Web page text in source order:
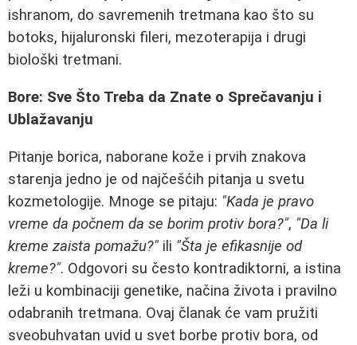
ishranom, do savremenih tretmana kao što su
botoks, hijaluronski fileri, mezoterapija i drugi
biološki tretmani.
Bore: Sve Što Treba da Znate o Sprečavanju i
Ublažavanju
Pitanje borica, naborane kože i prvih znakova
starenja jedno je od najčešćih pitanja u svetu
kozmetologije. Mnoge se pitaju: "Kada je pravo
vreme da počnem da se borim protiv bora?", "Da li
kreme zaista pomažu?" ili "Šta je efikasnije od
kreme?". Odgovori su često kontradiktorni, a istina
leži u kombinaciji genetike, načina života i pravilno
odabranih tretmana. Ovaj članak će vam pružiti
sveobuhvatan uvid u svet borbe protiv bora, od